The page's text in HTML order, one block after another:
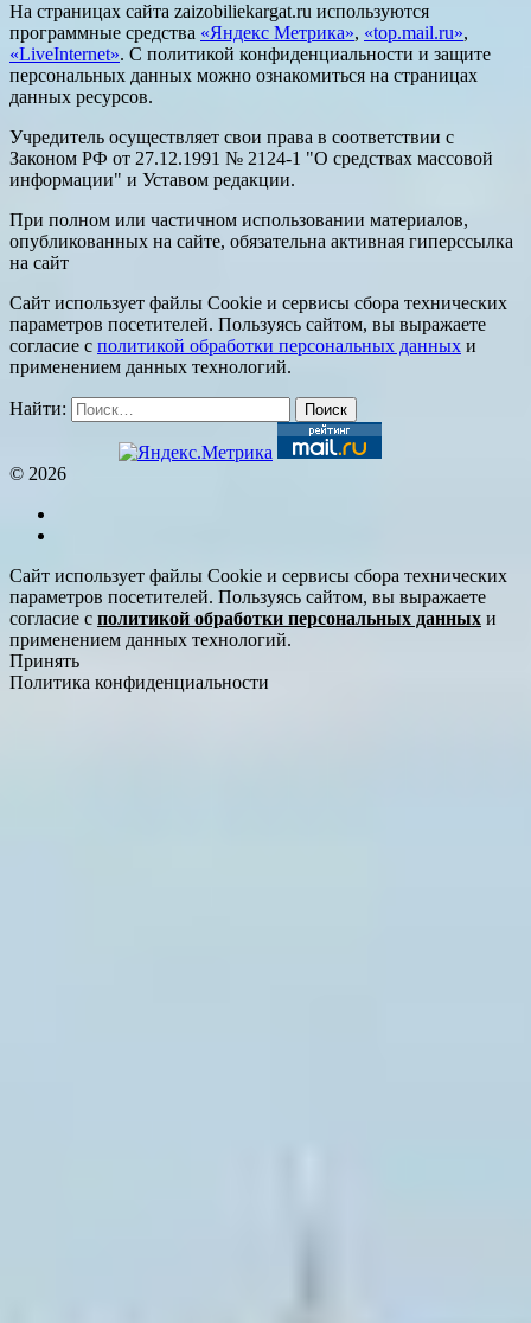
На страницах сайта zaizobiliekargat.ru используются
программные средства «Яндекс Метрика», «top.mail.ru»,
«LiveInternet». С политикой конфиденциальности и защите
персональных данных можно ознакомиться на страницах
данных ресурсов.
Учредитель осуществляет свои права в соответствии с
Законом РФ от 27.12.1991 № 2124-1 "О средствах массовой
информации" и Уставом редакции.
При полном или частичном использовании материалов,
опубликованных на сайте, обязательна активная гиперссылка
на сайт
Сайт использует файлы Cookie и сервисы сбора технических
параметров посетителей. Пользуясь сайтом, вы выражаете
согласие с политикой обработки персональных данных и
применением данных технологий.
Найти:
© 2026
Сайт использует файлы Cookie и сервисы сбора технических
параметров посетителей. Пользуясь сайтом, вы выражаете
согласие с политикой обработки персональных данных и
применением данных технологий.
Принять
Политика конфиденциальности